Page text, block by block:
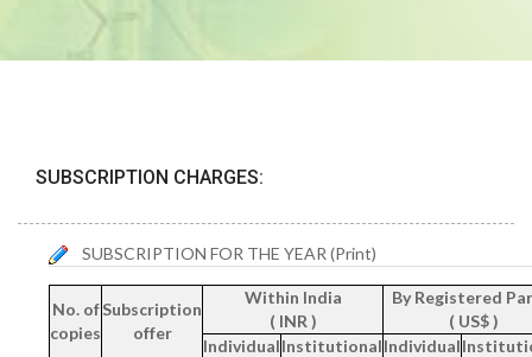
SUBSCRIPTION CHARGES:
SUBSCRIPTION FOR THE YEAR (Print)
No. of
copies
Subscription
offer
Within India
( INR )
By Registered
( US$ )
IndividualInstitutionalIndividual